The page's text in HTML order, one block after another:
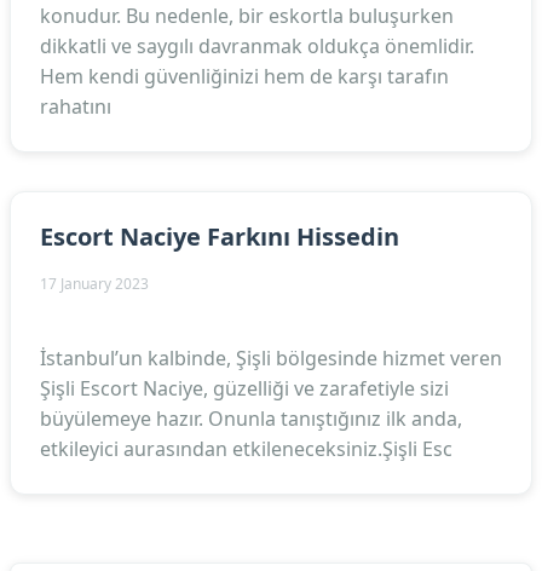
konudur. Bu nedenle, bir eskortla buluşurken
dikkatli ve saygılı davranmak oldukça önemlidir.
Hem kendi güvenliğinizi hem de karşı tarafın
rahatını
Escort Naciye Farkını Hissedin
17 January 2023
İstanbul’un kalbinde, Şişli bölgesinde hizmet veren
Şişli Escort Naciye, güzelliği ve zarafetiyle sizi
büyülemeye hazır. Onunla tanıştığınız ilk anda,
etkileyici aurasından etkileneceksiniz.Şişli Esc